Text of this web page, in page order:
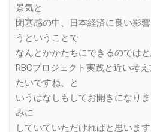
景気と
閉塞感の中、日本経済に良い影
うということで
なんとかかたちにできるのではと
RBCプロジェクト実践と近い考
たいですね、と
いうはなしもしてお開きになり
みに
していていただければと思います